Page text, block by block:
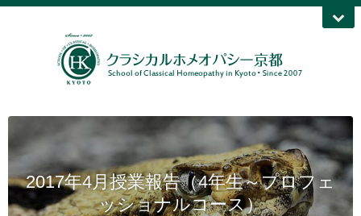
2017年4月授業報告（4年生～プロフェ
ッショナルコース）